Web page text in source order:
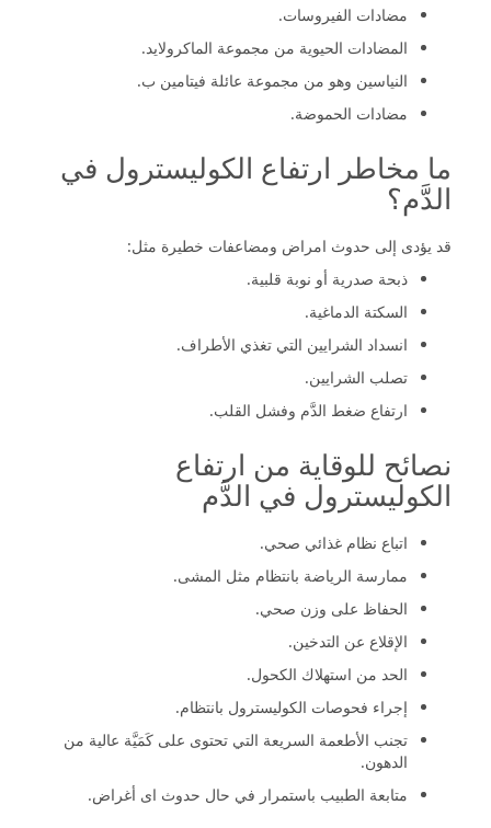
مضادات الفيروسات.
المضادات الحيوية من مجموعة الماكرولايد.
النياسين وهو من مجموعة عائلة فيتامين ب.
مضادات الحموضة.
ما مخاطر ارتفاع الكوليسترول في
الدَّم؟
قد يؤدى إلى حدوث امراض ومضاعفات خطيرة مثل:
ذبحة صدرية أو نوبة قلبية.
السكتة الدماغية.
انسداد الشرايين التي تغذي الأطراف.
تصلب الشرايين.
ارتفاع ضغط الدَّم وفشل القلب.
نصائح للوقاية من ارتفاع
الكوليسترول في الدَّم
اتباع نظام غذائي صحي.
ممارسة الرياضة بانتظام مثل المشى.
الحفاظ على وزن صحي.
الإقلاع عن التدخين.
الحد من استهلاك الكحول.
إجراء فحوصات الكوليسترول بانتظام.
تجنب الأطعمة السريعة التي تحتوى على كَمَيَّة عالية من
الدهون.
متابعة الطبيب باستمرار في حال حدوث اى أغراض.